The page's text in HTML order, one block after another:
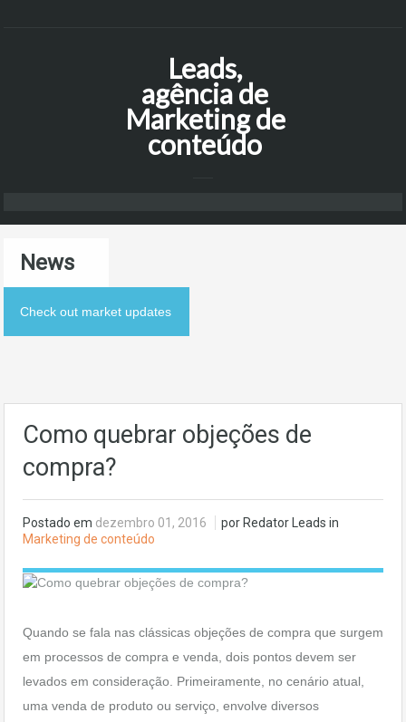
Leads,
agência de
Marketing de
conteúdo
News
Check out market updates
Como quebrar objeções de
compra?
Postado em dezembro 01, 2016
por Redator Leads in
Marketing de conteúdo
Quando se fala nas clássicas objeções de compra que surgem
em processos de compra e venda, dois pontos devem ser
levados em consideração. Primeiramente, no cenário atual,
uma venda de produto ou serviço, envolve diversos